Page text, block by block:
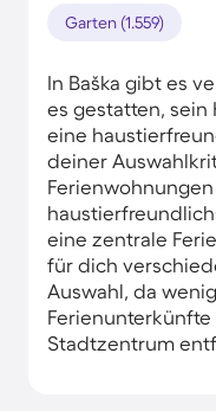
Garten (1.559)
In Baška gibt es
es gestatten, sein
eine
deiner
eine zentrale
für dich
Auswahl, da
Stadtzentrum